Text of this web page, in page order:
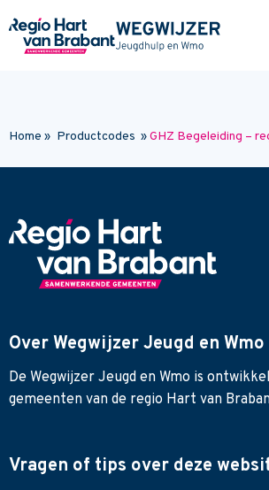
Home » Productcodes »GHZ Begeleiding –
Over Wegwijzer Jeugd en Wmo
De Wegwijzer Jeugd en Wmo is
gemeenten van de regio Hart van
Vragen of tips over deze